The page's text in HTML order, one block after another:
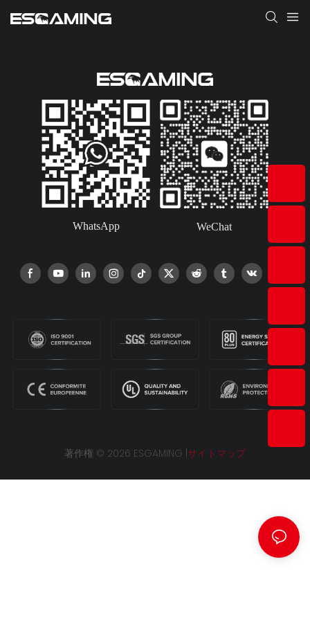
WhatsApp WeChat
著作権 © 2026 ESGAMING | サイトマップ